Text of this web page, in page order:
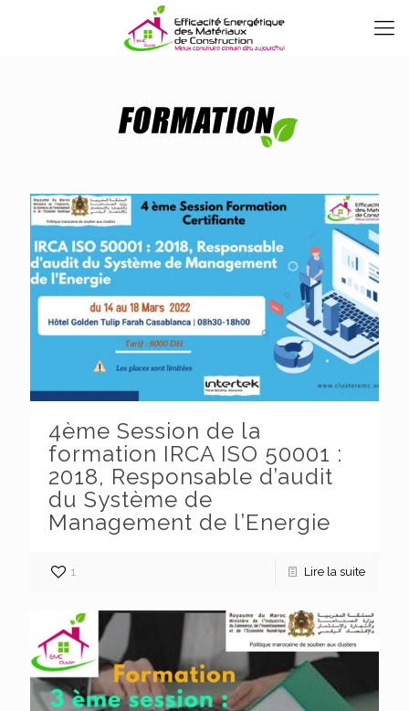
4ème Session de la
formation IRCA ISO 50001 :
2018, Responsable d’audit
du Système de
Management de l’Energie
1 Lire la suite